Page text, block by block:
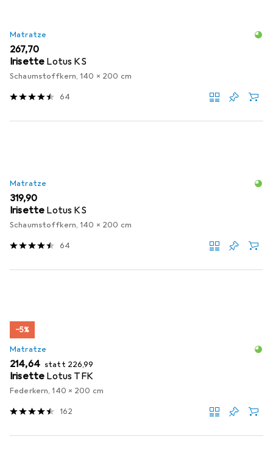
Matratze
EUR
267,70
Irisette Lotus KS
Schaumstoffkern, 140 x 200 cm
64
Matratze
EUR
319,90
Irisette Lotus KS
Schaumstoffkern, 140 x 200 cm
64
−5%
Matratze
EUR
214,64 statt EUR
226,99
Irisette Lotus TFK
Federkern, 140 x 200 cm
162